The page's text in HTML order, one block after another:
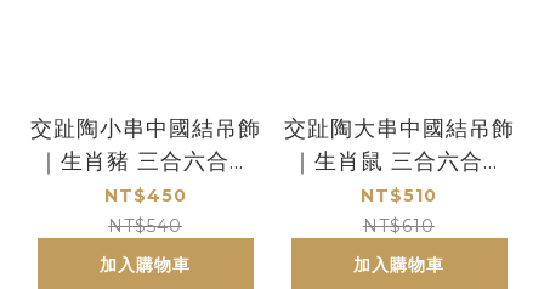
交趾陶小串中國結吊飾
｜生肖豬 三合六合守
護神
NT$450
NT$540
加入購物車
交趾陶大串中國結吊飾
｜生肖鼠 三合六合守
護神
NT$510
NT$610
加入購物車